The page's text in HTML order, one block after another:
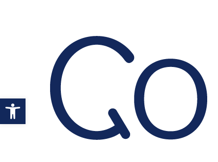
Eszköztár megnyitása